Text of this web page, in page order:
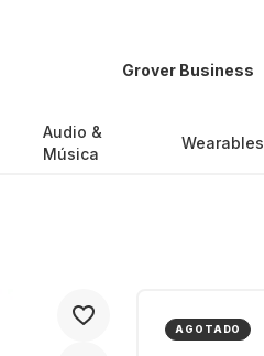
Grover Business
Audio &
Música
Wearables
AGOTADO